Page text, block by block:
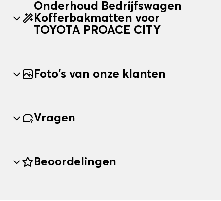
Onderhoud Bedrijfswagen
Kofferbakmatten voor
TOYOTA PROACE CITY
Foto's van onze klanten
Vragen
Beoordelingen